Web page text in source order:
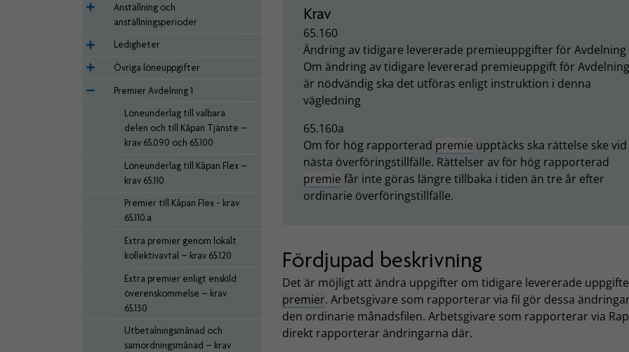
Anställning och
anställningsperioder
Ledigheter
Övriga löneuppgifter
Premier Avdelning 1
Löneunderlag till valbara
delen och till Kåpan Tjänste –
krav 65.090 och 65.100
Löneunderlag till Kåpan Flex –
krav 65.110
Premier till Kåpan Flex - krav
65.110.a
Extra premier genom lokalt
kollektivavtal – krav 65.120
Extra premier enligt enskild
överenskommelse – krav
65.130
Utbetalningsmånad och
samordningsmånad – krav
Krav
65.160
Ändring av tidigare levererade premieuppgifter för Avdelning
Om ändring av tidigare levererad premieuppgift för
är nödvändig ska det utföras enligt instruktion i denna
vägledning
65.160a
Om för hög rapporterad premie upptäcks ska rättelse ske vid
nästa överföringstillfälle. Rättelser av för hög rapporterad
premie får inte göras längre tillbaka i tiden än tre år efter
ordinarie överföringstillfälle.
Fördjupad beskrivning
Det är möjligt att ändra uppgifter om tidigare levererade
premier. Arbetsgivare som rapporterar via fil gör dessa
den ordinarie månadsfilen. Arbetsgivare som rapporterar via
direkt rapporterar ändringarna där.